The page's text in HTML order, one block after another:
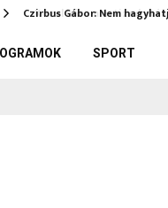
Czirbus Gábor: Nem
SPORT